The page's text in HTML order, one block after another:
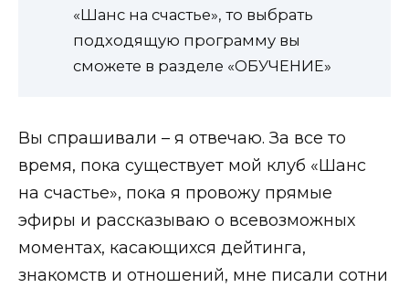
«Шанс на счастье», то выбрать
подходящую программу вы
сможете в разделе «ОБУЧЕНИЕ»
Вы спрашивали – я отвечаю. За все то
время, пока существует мой клуб «Шанс
на счастье», пока я провожу прямые
эфиры и рассказываю о всевозможных
моментах, касающихся дейтинга,
знакомств и отношений, мне писали сотни